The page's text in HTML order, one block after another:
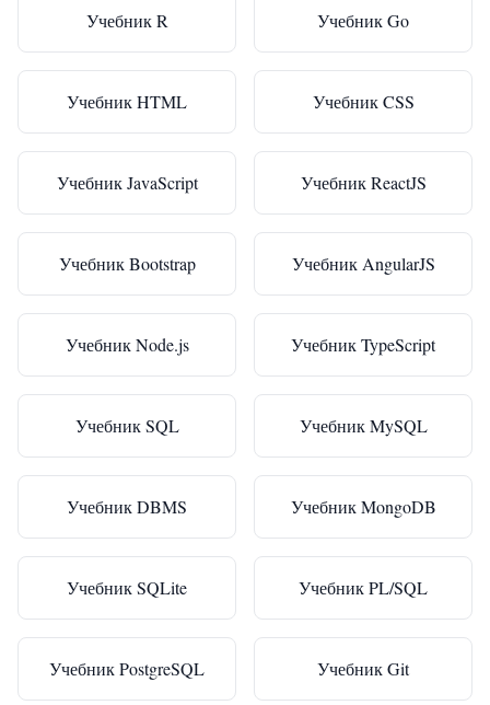
Учебник R Учебник Go
Учебник HTML Учебник CSS
Учебник JavaScript Учебник ReactJS
Учебник Bootstrap Учебник AngularJS
Учебник Node.js Учебник TypeScript
Учебник SQL Учебник MySQL
Учебник DBMS Учебник MongoDB
Учебник SQLite Учебник PL/SQL
Учебник PostgreSQL Учебник Git